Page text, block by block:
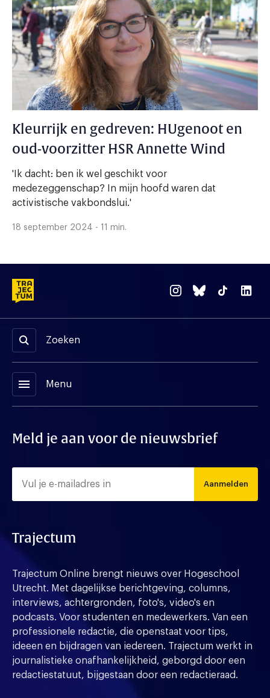
Kleurrijk en gedreven: HUgenoot en
oud-voorzitter HSR Annette Wind
'Ik dacht: ben ik wel geschikt voor
medezeggenschap? In mijn hoofd waren dat
activistische vakbondslui.'
18 september 2024 - 11 min.
Zoeken
menu Menu
Meld je aan voor de nieuwsbrief
Aanmelden
Trajectum
Trajectum Online brengt nieuws over Hogeschool
Utrecht. Met dagelijkse berichtgeving, columns,
interviews, achtergronden, foto's, video's en
podcasts. Voor studenten en medewerkers. Van een
professionele redactie, die openstaat voor tips,
ideeen en bijdragen van iedereen. Trajectum werkt in
journalistieke onafhankelijkheid, geborgd door een
redactiestatuut, bijgestaan door een redactieraad.